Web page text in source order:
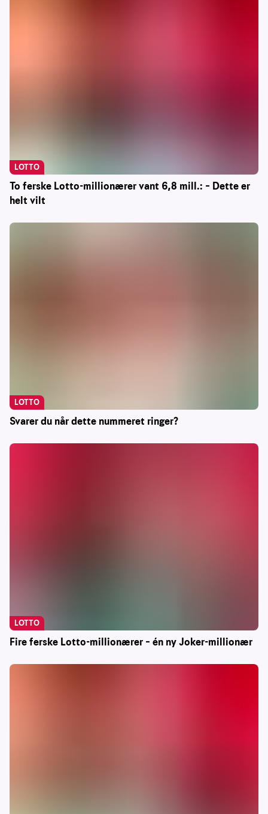
To ferske Lotto-millionærer vant 6,8 mill.: – Dette er
helt vilt
LOTTO
Svarer du når dette nummeret ringer?
LOTTO
Fire ferske Lotto-millionærer – én ny Joker-millionær
LOTTO